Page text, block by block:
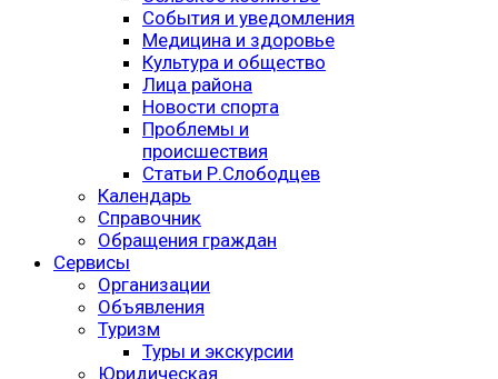
События и уведомления
Медицина и здоровье
Культура и общество
Лица района
Новости спорта
Проблемы и
происшествия
Статьи Р.Слободцев
Календарь
Справочник
Обращения граждан
Сервисы
Организации
Объявления
Туризм
Туры и экскурсии
Юридическая